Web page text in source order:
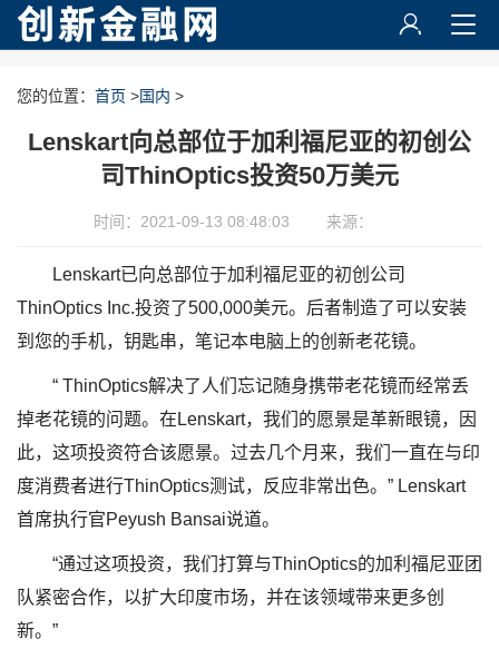
您的位置： 首页 >国内 >
Lenskart向总部位于加利福尼亚的初创公
司ThinOptics投资50万美元
时间：2021-09-13 08:48:03 来源：
Lenskart已向总部位于加利福尼亚的初创公司
ThinOptics Inc.投资了500,000美元。后者制造了可以安装
到您的手机，钥匙串，笔记本电脑上的创新老花镜。
“ ThinOptics解决了人们忘记随身携带老花镜而经常丢
掉老花镜的问题。在Lenskart，我们的愿景是革新眼镜，因
此，这项投资符合该愿景。过去几个月来，我们一直在与印
度消费者进行ThinOptics测试，反应非常出色。” Lenskart
首席执行官Peyush Bansai说道。
“通过这项投资，我们打算与ThinOptics的加利福尼亚团
队紧密合作，以扩大印度市场，并在该领域带来更多创
新。”